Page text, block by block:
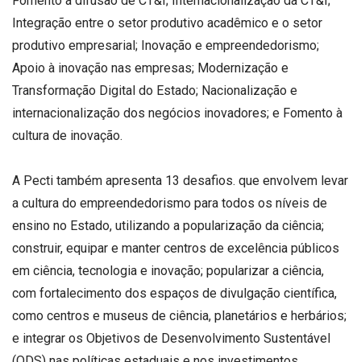
Integração entre o setor produtivo acadêmico e o setor
produtivo empresarial; Inovação e empreendedorismo;
Apoio à inovação nas empresas; Modernização e
Transformação Digital do Estado; Nacionalização e
internacionalização dos negócios inovadores; e Fomento à
cultura de inovação.
A Pecti também apresenta 13 desafios. que envolvem levar
a cultura do empreendedorismo para todos os níveis de
ensino no Estado, utilizando a popularização da ciência;
construir, equipar e manter centros de excelência públicos
em ciência, tecnologia e inovação; popularizar a ciência,
com fortalecimento dos espaços de divulgação científica,
como centros e museus de ciência, planetários e herbários;
e integrar os Objetivos de Desenvolvimento Sustentável